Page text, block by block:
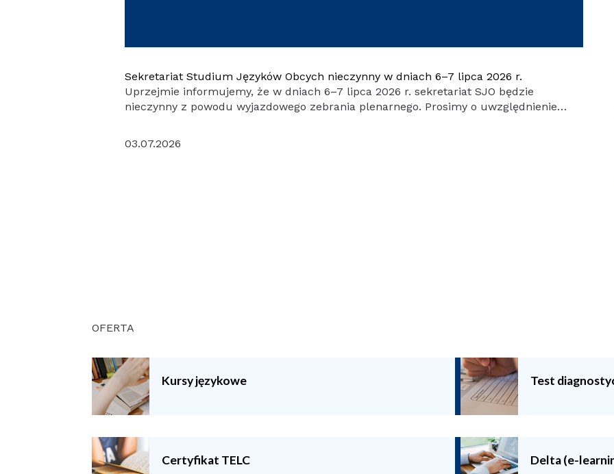
Sekretariat Studium Języków Obcych nieczynny w dniach 6–7 lipca 2026 r.
Uprzejmie informujemy, że w dniach 6–7 lipca 2026 r. sekretariat SJO będzie
nieczynny z powodu wyjazdowego zebrania plenarnego. Prosimy o uwzględnienie
03.07.2026
OFERTA
Kursy językowe Test
Certyfikat TELC Delta (e-